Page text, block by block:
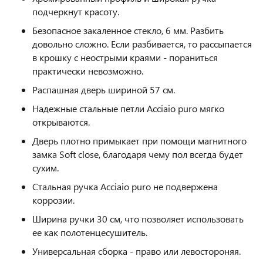
подчеркнут красоту.
Безопасное закаленное стекло, 6 мм. Разбить
довольно сложно. Если разбивается, то рассыпается
в крошку с неострыми краями - пораниться
практически невозможно.
Распашная дверь шириной 57 см.
Надежные стальные петли Acciaio puro мягко
открываются.
Дверь плотно примыкает при помощи магнитного
замка Soft close, благодаря чему пол всегда будет
сухим.
Стальная ручка Acciaio puro не подвержена
коррозии.
Ширина ручки 30 см, что позволяет использовать
ее как полотенцесушитель.
Универсальная сборка - право или левостороняя.